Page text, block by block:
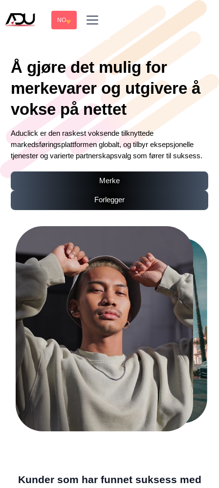
NO
Å gjøre det mulig for
merkevarer og utgivere å
vokse på nettet
Aduclick er den raskest voksende tilknyttede
markedsføringsplattformen globalt, og tilbyr eksepsjonelle
tjenester og varierte partnerskapsvalg som fører til suksess.
Merke
Forlegger
Kunder som har funnet suksess med